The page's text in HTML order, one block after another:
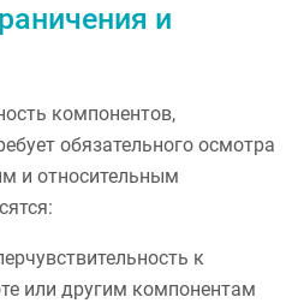
и
компонентов,
обязательного осмотра
и относительным
к
или другим компонентам